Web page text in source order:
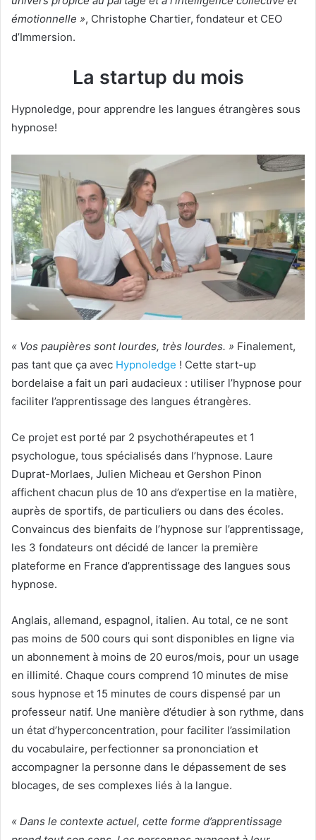
émotionnelle », Christophe Chartier, fondateur et CEO
d’Immersion.
La startup du mois
Hypnoledge, pour apprendre les langues étrangères sous
hypnose!
« Vos paupières sont lourdes, très lourdes. » Finalement,
pas tant que ça avec Hypnoledge ! Cette start-up
bordelaise a fait un pari audacieux : utiliser l’hypnose pour
faciliter l’apprentissage des langues étrangères.
Ce projet est porté par 2 psychothérapeutes et 1
psychologue, tous spécialisés dans l’hypnose. Laure
Duprat-Morlaes, Julien Micheau et Gershon Pinon
affichent chacun plus de 10 ans d’expertise en la matière,
auprès de sportifs, de particuliers ou dans des écoles.
Convaincus des bienfaits de l’hypnose sur l’apprentissage,
les 3 fondateurs ont décidé de lancer la première
plateforme en France d’apprentissage des langues sous
hypnose.
Anglais, allemand, espagnol, italien. Au total, ce ne sont
pas moins de 500 cours qui sont disponibles en ligne via
un abonnement à moins de 20 euros/mois, pour un usage
en illimité. Chaque cours comprend 10 minutes de mise
sous hypnose et 15 minutes de cours dispensé par un
professeur natif. Une manière d’étudier à son rythme, dans
un état d’hyperconcentration, pour faciliter l’assimilation
du vocabulaire, perfectionner sa prononciation et
accompagner la personne dans le dépassement de ses
blocages, de ses complexes liés à la langue.
« Dans le contexte actuel, cette forme d’apprentissage